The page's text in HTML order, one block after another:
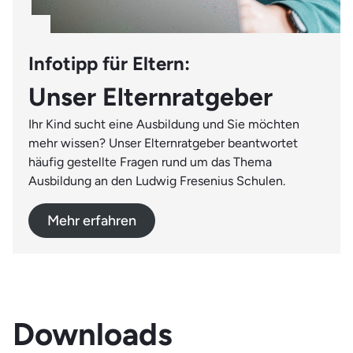
Infotipp für Eltern:
Unser Elternratgeber
Ihr Kind sucht eine Ausbildung und Sie möchten
mehr wissen? Unser Elternratgeber beantwortet
häufig gestellte Fragen rund um das Thema
Ausbildung an den Ludwig Fresenius Schulen.
Mehr erfahren
Downloads